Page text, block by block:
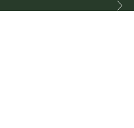
Nästa